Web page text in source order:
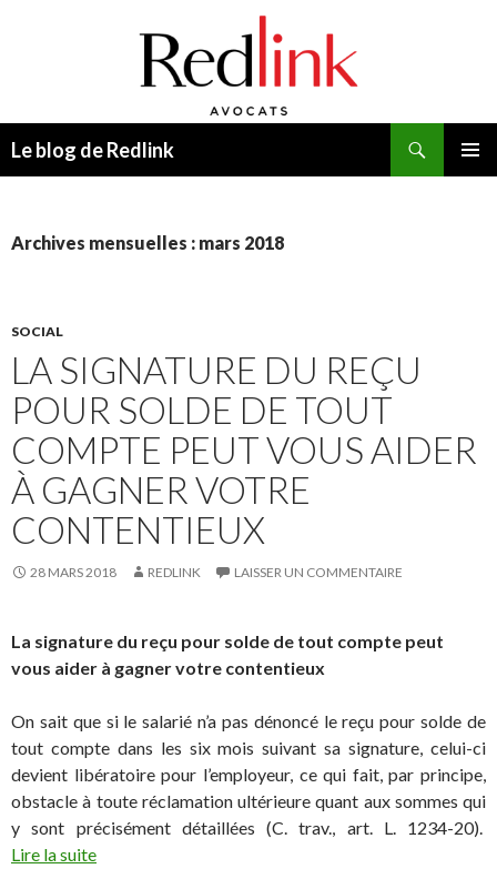
Le blog de Redlink
Archives mensuelles : mars 2018
SOCIAL
LA SIGNATURE DU REÇU
POUR SOLDE DE TOUT
COMPTE PEUT VOUS AIDER
À GAGNER VOTRE
CONTENTIEUX
28 MARS 2018 REDLINK LAISSER UN COMMENTAIRE
La signature du reçu pour solde de tout compte peut
vous aider à gagner votre contentieux
On sait que si le salarié n’a pas dénoncé le reçu pour solde de
tout compte dans les six mois suivant sa signature, celui-ci
devient libératoire pour l’employeur, ce qui fait, par principe,
obstacle à toute réclamation ultérieure quant aux sommes qui
y sont précisément détaillées (C. trav., art. L. 1234-20).
Lire la suite